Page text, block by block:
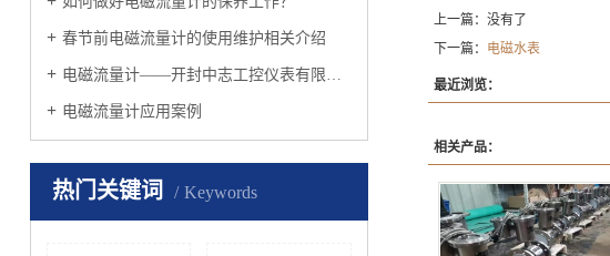
春节前电磁流量计的使用维护相关介绍
电磁流量计——开封中志工控仪表有限公司
电磁流量计应用案例
热门关键词 Keywords
上一篇：没有了
下一篇： 电磁水表
最近浏览：
相关产品：